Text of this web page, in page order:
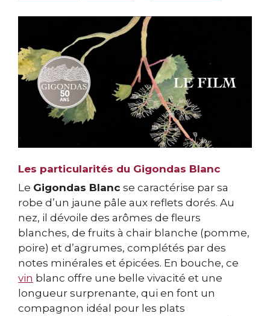
Les particularités du Gigondas Blanc
Le Gigondas Blanc se caractérise par sa
robe d’un jaune pâle aux reflets dorés. Au
nez, il dévoile des arômes de fleurs
blanches, de fruits à chair blanche (pomme,
poire) et d’agrumes, complétés par des
notes minérales et épicées. En bouche, ce
vin blanc offre une belle vivacité et une
longueur surprenante, qui en font un
compagnon idéal pour les plats